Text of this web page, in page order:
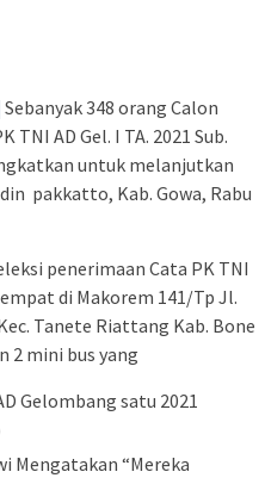
Sebanyak 348 orang Calon
TNI AD Gel. I TA. 2021 Sub.
untuk melanjutkan
pakkatto, Kab. Gowa, Rabu
penerimaan Cata PK TNI
di Makorem 141/Tp Jl.
Tanete Riattang Kab. Bone
2 mini bus yang
Mengatakan “Mereka